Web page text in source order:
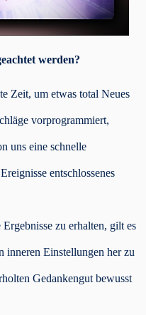
werden?
Zeit, um etwas total Neues
vorprogrammiert,
uns eine schnelle
entschlossenes
zu erhalten, gilt es
inneren Einstellungen her zu
Gedankengut bewusst